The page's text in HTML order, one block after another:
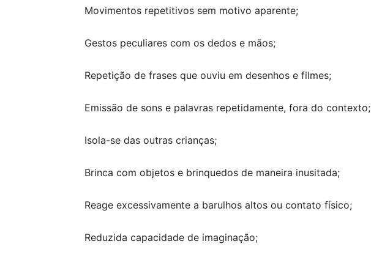
Movimentos repetitivos sem motivo aparente;
Gestos peculiares com os dedos e mãos;
Repetição de frases que ouviu em desenhos e filmes;
Emissão de sons e palavras repetidamente, fora do contexto;
Isola-se das outras crianças;
Brinca com objetos e brinquedos de maneira inusitada;
Reage excessivamente a barulhos altos ou contato físico;
Reduzida capacidade de imaginação;